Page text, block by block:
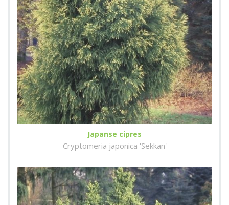
Japanse cipres
Cryptomeria japonica 'Sekkan'